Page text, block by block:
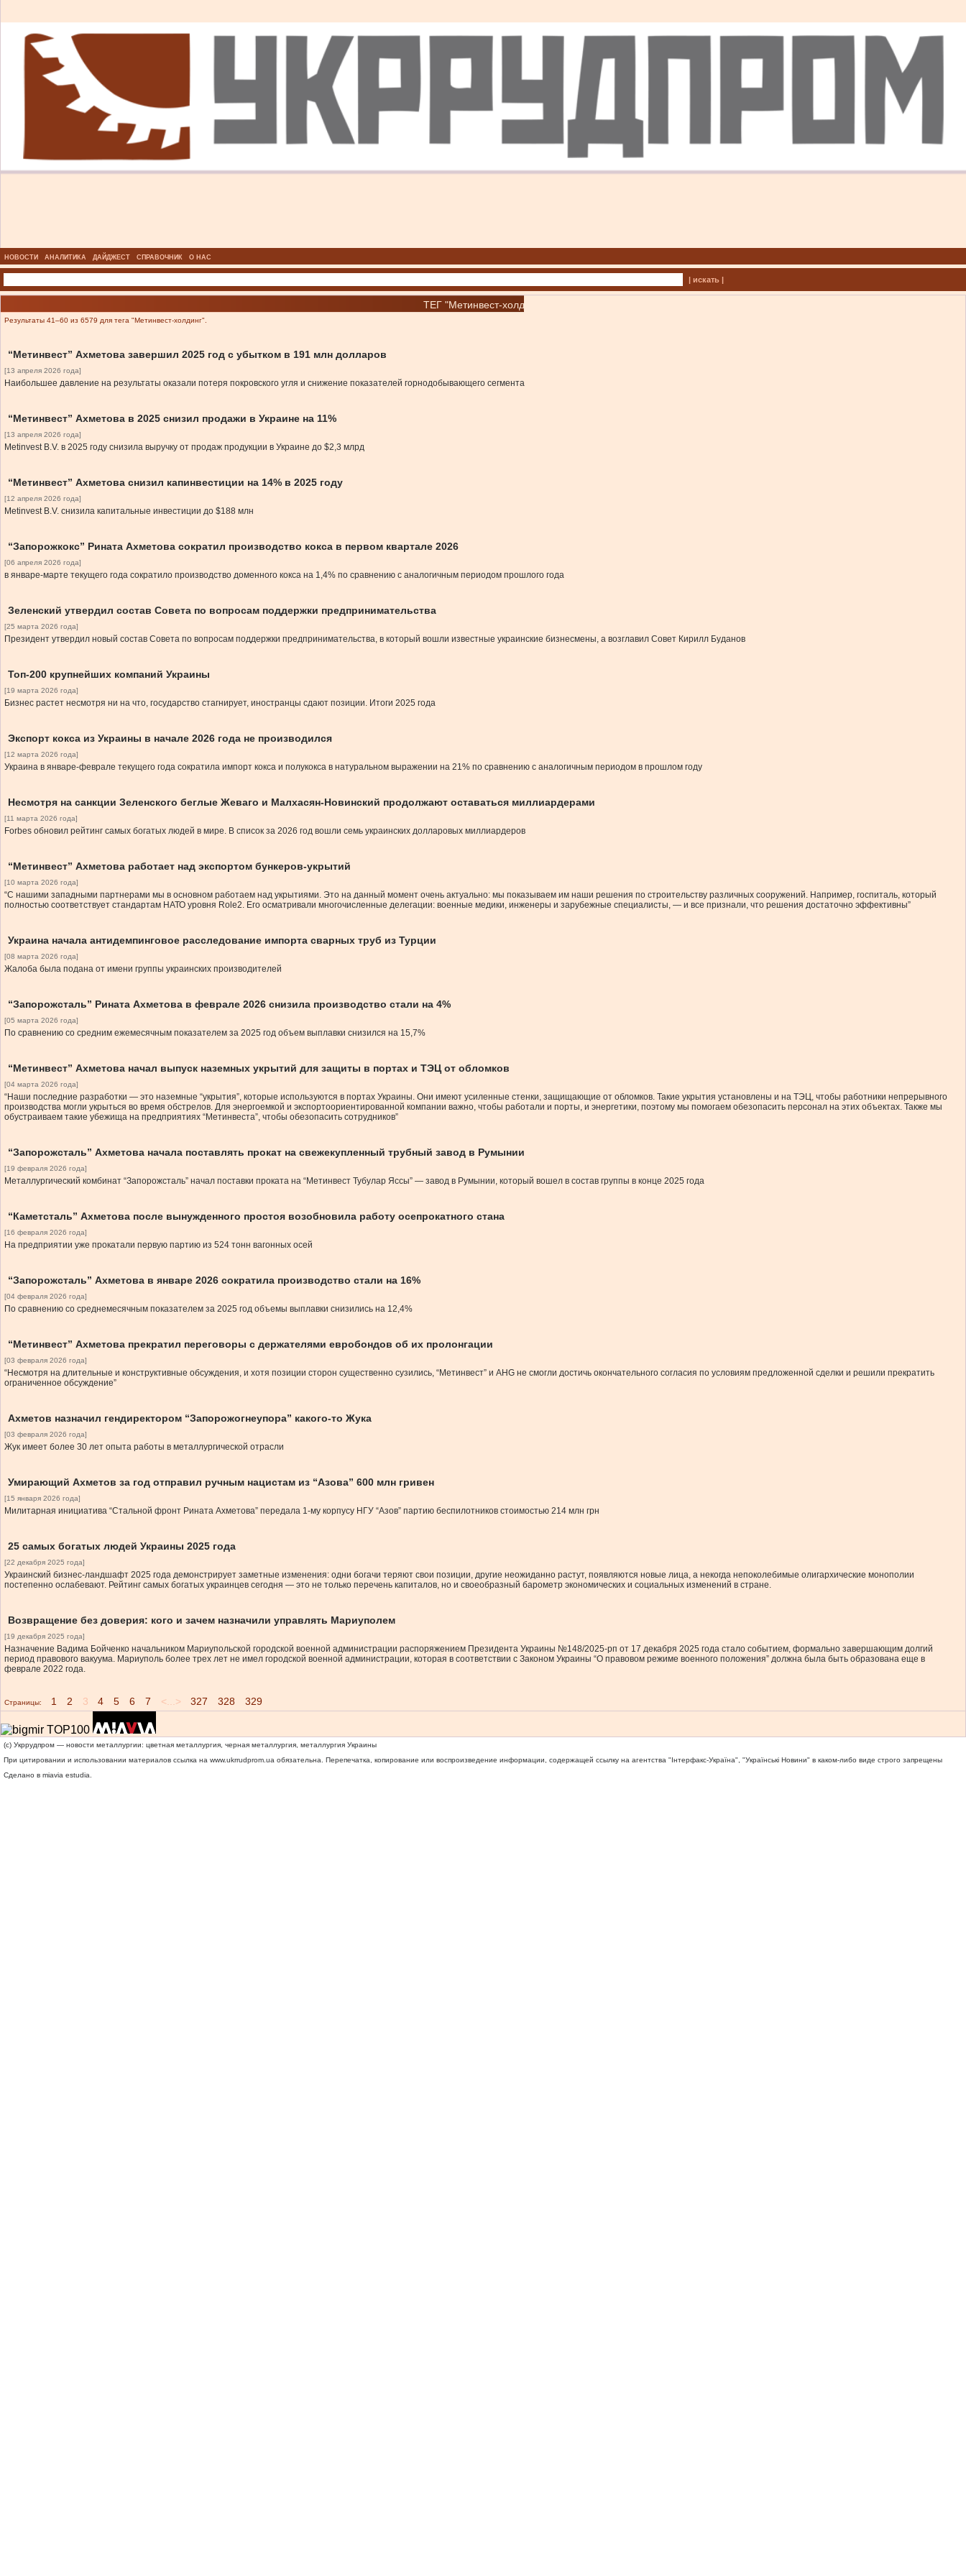
НОВОСТИ АНАЛИТИКА ДАЙДЖЕСТ СПРАВОЧНИК О НАС
| искать |
ТЕГ "Метинвест-холдинг"
Результаты 41–60 из 6579 для тега "Метинвест-холдинг".
“Метинвест” Ахметова завершил 2025 год с убытком в 191 млн долларов
[13 апреля 2026 года]
Наибольшее давление на результаты оказали потеря покровского угля и снижение показателей горнодобывающего сегмента
“Метинвест” Ахметова в 2025 снизил продажи в Украине на 11%
[13 апреля 2026 года]
Metinvest B.V. в 2025 году снизила выручку от продаж продукции в Украине до $2,3 млрд
“Метинвест” Ахметова снизил капинвестиции на 14% в 2025 году
[12 апреля 2026 года]
Metinvest B.V. снизила капитальные инвестиции до $188 млн
“Запорожкокс” Рината Ахметова сократил производство кокса в первом квартале 2026
[06 апреля 2026 года]
в январе-марте текущего года сократило производство доменного кокса на 1,4% по сравнению с аналогичным периодом прошлого года
Зеленский утвердил состав Совета по вопросам поддержки предпринимательства
[25 марта 2026 года]
Президент утвердил новый состав Совета по вопросам поддержки предпринимательства, в который вошли известные украинские бизнесмены, а возглавил Совет Кирилл Буданов
Топ-200 крупнейших компаний Украины
[19 марта 2026 года]
Бизнес растет несмотря ни на что, государство стагнирует, иностранцы сдают позиции. Итоги 2025 года
Экспорт кокса из Украины в начале 2026 года не производился
[12 марта 2026 года]
Украина в январе-феврале текущего года сократила импорт кокса и полукокса в натуральном выражении на 21% по сравнению с аналогичным периодом в прошлом году
Несмотря на санкции Зеленского беглые Жеваго и Малхасян-Новинский продолжают оставаться миллиардерами
[11 марта 2026 года]
Forbes обновил рейтинг самых богатых людей в мире. В список за 2026 год вошли семь украинских долларовых миллиардеров
“Метинвест” Ахметова работает над экспортом бункеров-укрытий
[10 марта 2026 года]
“С нашими западными партнерами мы в основном работаем над укрытиями. Это на данный момент очень актуально: мы показываем им наши решения по строительству различных сооружений. Например, госпиталь, который
полностью соответствует стандартам НАТО уровня Role2. Его осматривали многочисленные делегации: военные медики, инженеры и зарубежные специалисты, — и все признали, что решения достаточно эффективны”
Украина начала антидемпинговое расследование импорта сварных труб из Турции
[08 марта 2026 года]
Жалоба была подана от имени группы украинских производителей
“Запорожсталь” Рината Ахметова в феврале 2026 снизила производство стали на 4%
[05 марта 2026 года]
По сравнению со средним ежемесячным показателем за 2025 год объем выплавки снизился на 15,7%
“Метинвест” Ахметова начал выпуск наземных укрытий для защиты в портах и ТЭЦ от обломков
[04 марта 2026 года]
“Наши последние разработки — это наземные “укрытия”, которые используются в портах Украины. Они имеют усиленные стенки, защищающие от обломков. Такие укрытия установлены и на ТЭЦ, чтобы работники непрерывного
производства могли укрыться во время обстрелов. Для энергоемкой и экспортоориентированной компании важно, чтобы работали и порты, и энергетики, поэтому мы помогаем обезопасить персонал на этих объектах. Также мы
обустраиваем такие убежища на предприятиях “Метинвеста”, чтобы обезопасить сотрудников”
“Запорожсталь” Ахметова начала поставлять прокат на свежекупленный трубный завод в Румынии
[19 февраля 2026 года]
Металлургический комбинат “Запорожсталь” начал поставки проката на “Метинвест Тубулар Яссы” — завод в Румынии, который вошел в состав группы в конце 2025 года
“Каметсталь” Ахметова после вынужденного простоя возобновила работу осепрокатного стана
[16 февраля 2026 года]
На предприятии уже прокатали первую партию из 524 тонн вагонных осей
“Запорожсталь” Ахметова в январе 2026 сократила производство стали на 16%
[04 февраля 2026 года]
По сравнению со среднемесячным показателем за 2025 год объемы выплавки снизились на 12,4%
“Метинвест” Ахметова прекратил переговоры с держателями евробондов об их пролонгации
[03 февраля 2026 года]
“Несмотря на длительные и конструктивные обсуждения, и хотя позиции сторон существенно сузились, “Метинвест” и AHG не смогли достичь окончательного согласия по условиям предложенной сделки и решили прекратить
ограниченное обсуждение”
Ахметов назначил гендиректором “Запорожогнеупора” какого-то Жука
[03 февраля 2026 года]
Жук имеет более 30 лет опыта работы в металлургической отрасли
Умирающий Ахметов за год отправил ручным нацистам из “Азова” 600 млн гривен
[15 января 2026 года]
Милитарная инициатива “Стальной фронт Рината Ахметова” передала 1-му корпусу НГУ “Азов” партию беспилотников стоимостью 214 млн грн
25 самых богатых людей Украины 2025 года
[22 декабря 2025 года]
Украинский бизнес-ландшафт 2025 года демонстрирует заметные изменения: одни богачи теряют свои позиции, другие неожиданно растут, появляются новые лица, а некогда непоколебимые олигархические монополии
постепенно ослабевают. Рейтинг самых богатых украинцев сегодня — это не только перечень капиталов, но и своеобразный барометр экономических и социальных изменений в стране.
Возвращение без доверия: кого и зачем назначили управлять Мариуполем
[19 декабря 2025 года]
Назначение Вадима Бойченко начальником Мариупольской городской военной администрации распоряжением Президента Украины №148/2025-рп от 17 декабря 2025 года стало событием, формально завершающим долгий
период правового вакуума. Мариуполь более трех лет не имел городской военной администрации, которая в соответствии с Законом Украины “О правовом режиме военного положения” должна была быть образована еще в
феврале 2022 года.
Страницы: 1 2 3 4 5 6 7 <...> 327 328 329
(c) Укррудпром — новости металлургии: цветная металлургия, черная металлургия, металлургия Украины
При цитировании и использовании материалов ссылка на www.ukrrudprom.ua обязательна. Перепечатка, копирование или воспроизведение информации, содержащей ссылку на агентства "Iнтерфакс-Україна", "Українськi Новини" в каком-либо виде строго запрещены
Сделано в miavia estudia.